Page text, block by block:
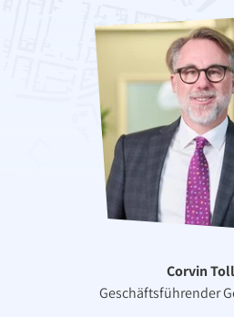
Corvin
Geschäftsführender